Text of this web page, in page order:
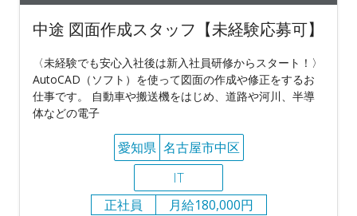
中途 図面作成スタッフ【未経験応募可】
〈未経験でも安心入社後は新入社員研修からスタート！〉
AutoCAD（ソフト）を使って図面の作成や修正をするお
仕事です。 自動車や搬送機をはじめ、道路や河川、半導
体などの電子
愛知県 名古屋市中区
IT
正社員
月給180,000円